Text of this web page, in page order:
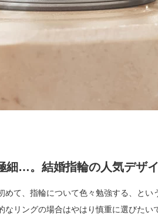
細…。結婚指輪の人気デザ
めて、指輪について色々勉強する、と
なリングの場合はやはり慎重に選びた